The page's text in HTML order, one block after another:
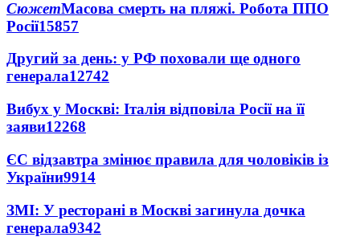
СюжетМасова смерть на пляжі. Робота ППО
Росії15857
Другий за день: у РФ поховали ще одного
генерала12742
Вибух у Москві: Італія відповіла Росії на її
заяви12268
ЄС відзавтра змінює правила для чоловіків із
України9914
ЗМІ: У ресторані в Москві загинула дочка
генерала9342